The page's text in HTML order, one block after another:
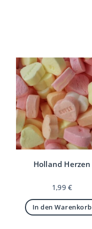
Holland Herzen
1,99€
In den Warenkorb